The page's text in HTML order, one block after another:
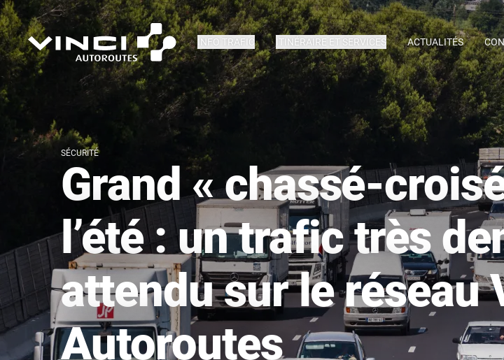
INFO TRAFIC ITINÉRAIRE ET SERVICES ACTUALITÉS
SÉCURITÉ
Grand « chassé-
l’été : un trafic très
attendu sur le réseau
Autoroutes